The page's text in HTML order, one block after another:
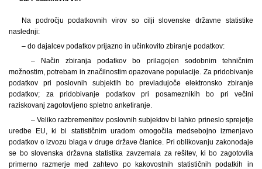
Na področju podatkovnih virov so cilji slovenske državne statistike
naslednji:
– do dajalcev podatkov prijazno in učinkovito zbiranje podatkov:
– Način zbiranja podatkov bo prilagojen sodobnim tehničnim
možnostim, potrebam in značilnostim opazovane populacije. Za pridobivanje
podatkov pri poslovnih subjektih bo prevladujoče elektronsko zbiranje
podatkov; za pridobivanje podatkov pri posameznikih bo pri večini
raziskovanj zagotovljeno spletno anketiranje.
– Veliko razbremenitev poslovnih subjektov bi lahko prineslo sprejetje
uredbe EU, ki bi statističnim uradom omogočila medsebojno izmenjavo
podatkov o izvozu blaga v druge države članice. Pri oblikovanju zakonodaje
se bo slovenska državna statistika zavzemala za rešitev, ki bo zagotovila
primerno razmerje med zahtevo po kakovostnih statističnih podatkih in